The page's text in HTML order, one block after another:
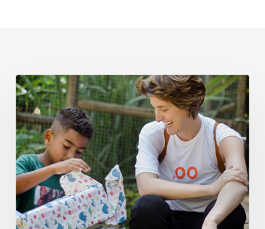
Dia
de
Doar
e
o
futuro
da
filantropia
no
consumo
digital